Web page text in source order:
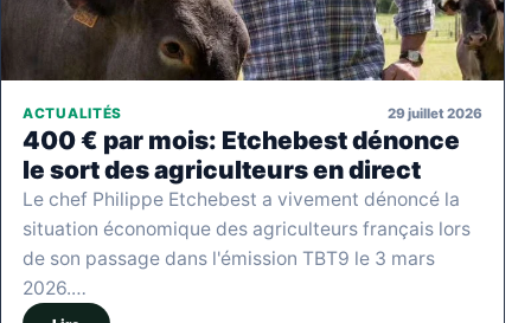
ACTUALITÉS 29 juillet 2026
400 € par mois: Etchebest dénonce
le sort des agriculteurs en direct
Le chef Philippe Etchebest a vivement dénoncé la
situation économique des agriculteurs français lors
de son passage dans l'émission TBT9 le 3 mars
2026.…